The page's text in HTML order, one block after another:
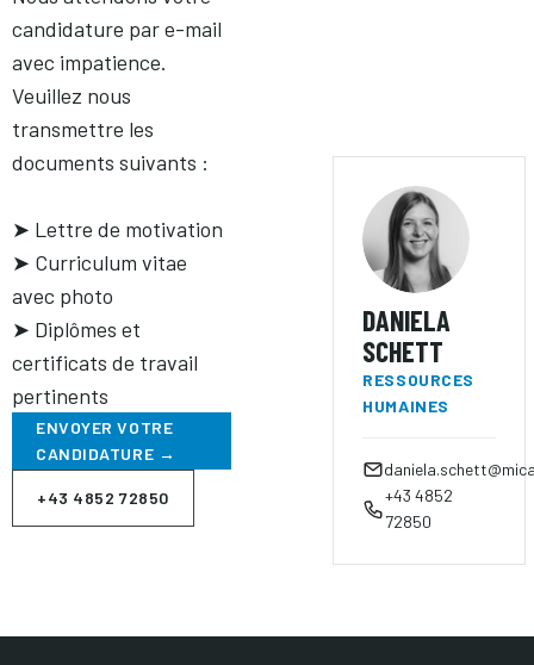
candidature par e-mail
avec impatience.
Veuillez nous
transmettre les
documents suivants :
➤ Lettre de motivation
➤ Curriculum vitae
avec photo
➤ Diplômes et
certificats de travail
pertinents
ENVOYER VOTRE
CANDIDATURE →
+43 4852 72850
DANIELA
SCHETT
RESSOURCES
HUMAINES
+43 4852
72850